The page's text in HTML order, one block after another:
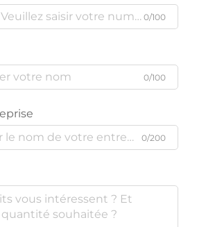
0/100
0/100
0/200